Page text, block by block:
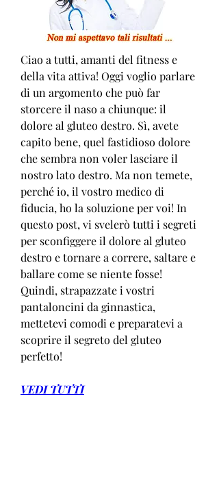
Ciao a tutti, amanti del fitness e
della vita attiva! Oggi voglio parlare
di un argomento che può far
storcere il naso a chiunque: il
dolore al gluteo destro. Sì, avete
capito bene, quel fastidioso dolore
che sembra non voler lasciare il
nostro lato destro. Ma non temete,
perché io, il vostro medico di
fiducia, ho la soluzione per voi! In
questo post, vi svelerò tutti i segreti
per sconfiggere il dolore al gluteo
destro e tornare a correre, saltare e
ballare come se niente fosse!
Quindi, strapazzate i vostri
pantaloncini da ginnastica,
mettetevi comodi e preparatevi a
scoprire il segreto del gluteo
perfetto!
VEDI TUTTI